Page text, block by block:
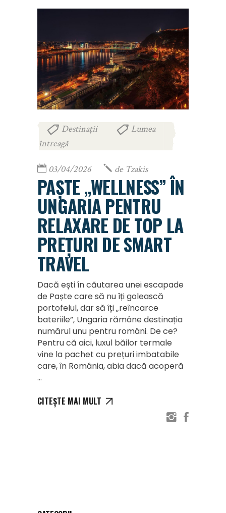
Destinații
Lumea
întreagă
03/04/2026 de Tzakis
PAȘTE „WELLNESS” ÎN
UNGARIA PENTRU
RELAXARE DE TOP LA
PREȚURI DE SMART
TRAVEL
Dacă ești în căutarea unei escapade
de Paște care să nu îți golească
portofelul, dar să îți „reîncarce
bateriile”, Ungaria rămâne destinația
numărul unu pentru români. De ce?
Pentru că aici, luxul băilor termale
vine la pachet cu prețuri imbatabile
care, în România, abia dacă acoperă
CITEȘTE MAI MULT